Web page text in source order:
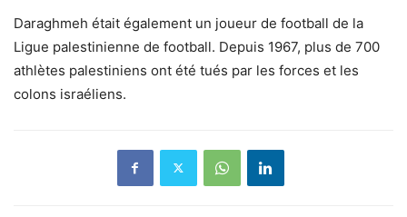
Daraghmeh était également un joueur de football de la
Ligue palestinienne de football. Depuis 1967, plus de 700
athlètes palestiniens ont été tués par les forces et les
colons israéliens.